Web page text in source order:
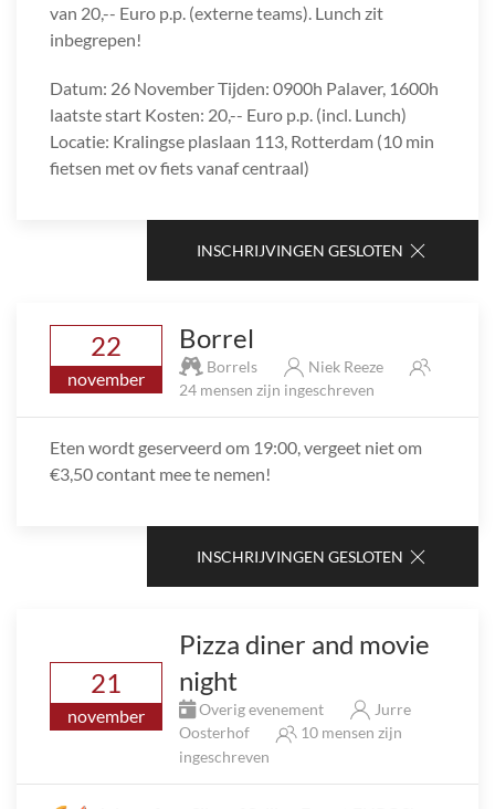
van 20,-- Euro p.p. (externe teams). Lunch zit
inbegrepen!
Datum: 26 November Tijden: 0900h Palaver, 1600h
laatste start Kosten: 20,-- Euro p.p. (incl. Lunch)
Locatie: Kralingse plaslaan 113, Rotterdam (10 min
fietsen met ov fiets vanaf centraal)
INSCHRIJVINGEN GESLOTEN
22
november
Borrel
Borrels
Niek Reeze
24 mensen zijn ingeschreven
Eten wordt geserveerd om 19:00, vergeet niet om
€3,50 contant mee te nemen!
INSCHRIJVINGEN GESLOTEN
21
november
Pizza diner and movie
night
Overig evenement
Jurre
Oosterhof
10 mensen zijn
ingeschreven